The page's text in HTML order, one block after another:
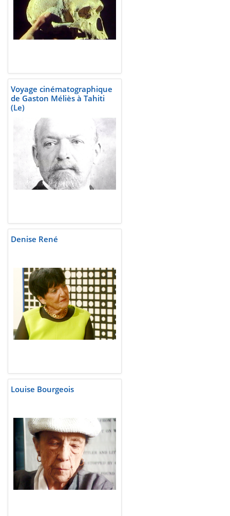
Voyage cinématographique
de Gaston Méliès à Tahiti
(Le)
Denise René
Louise Bourgeois